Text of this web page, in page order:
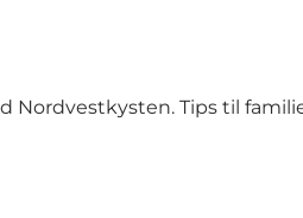
Nordvestkysten. Tips til